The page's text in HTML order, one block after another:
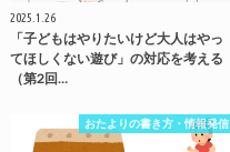
2025.1.26
「子どもはやりたいけど大人はやっ
てほしくない遊び」の対応を考える
（第2回…
おたよりの書き方・情報発信